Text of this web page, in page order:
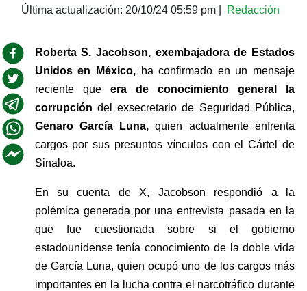
Última actualización: 20/10/24 05:59 pm| Redacción
Roberta S. Jacobson, exembajadora de Estados
Unidos en México, ha confirmado en un mensaje
reciente que era de conocimiento general la
corrupción
Genaro García Luna, quien actualmente enfrenta
cargos por sus presuntos vínculos con el Cártel de
Sinaloa.
En su cuenta de X, Jacobson respondió a la
polémica generada por una entrevista pasada en la
que fue cuestionada sobre si el gobierno
estadounidense tenía conocimiento de la doble vida
de García Luna, quien ocupó uno de los cargos más
importantes en la lucha contra el narcotráfico durante